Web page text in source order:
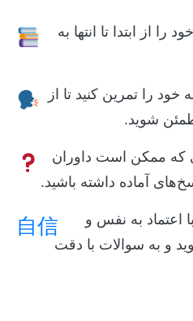
را از ابتدا تا انتها به
خود را تمرین کنید تا از
شوید.
که ممکن است داوران
آماده داشته باشید.
自信
با اعتماد به نفس و
و به سوالات با دقت